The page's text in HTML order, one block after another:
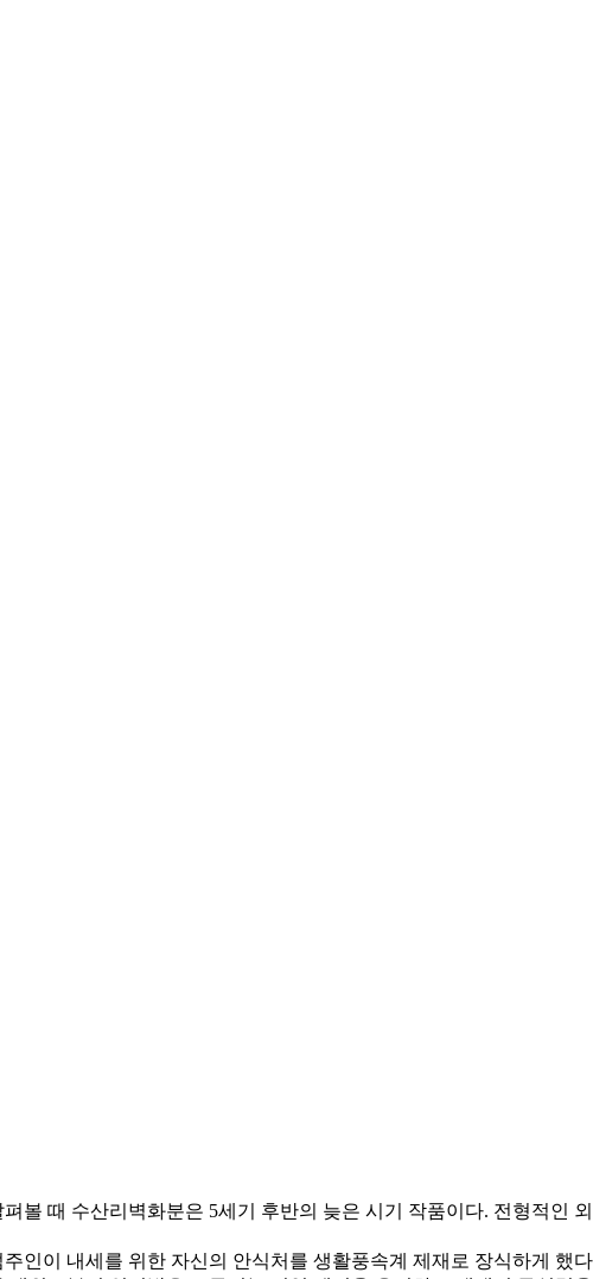
볼 때 수산리벽화분은 5세기 후반의 늦은 시기 작품이다. 전형적인
인이 내세를 위한 자신의 안식처를 생활풍속계 제재로 장식하게 했